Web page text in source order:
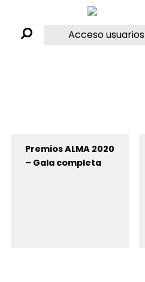
Acceso usuarios
Premios ALMA 2020
– Gala completa